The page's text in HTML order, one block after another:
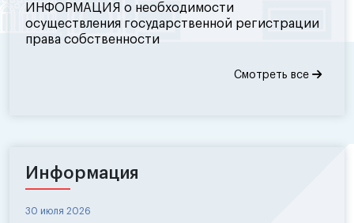
ИНФОРМАЦИЯ о необходимости
осуществления государственной регистрации
права собственности
Смотреть все
Информация
30 июля 2026